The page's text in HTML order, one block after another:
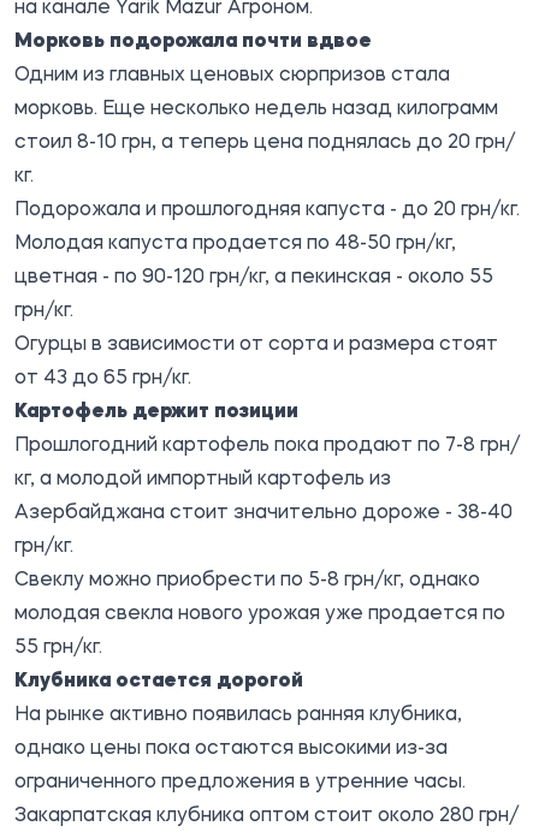
на канале Yarik Mazur Агроном.
Морковь подорожала почти вдвое
Одним из главных ценовых сюрпризов стала
морковь. Еще несколько недель назад килограмм
стоил 8-10 грн, а теперь цена поднялась до 20 грн/
кг.
Подорожала и прошлогодняя капуста - до 20 грн/кг.
Молодая капуста продается по 48-50 грн/кг,
цветная - по 90-120 грн/кг, а пекинская - около 55
грн/кг.
Огурцы в зависимости от сорта и размера стоят
от 43 до 65 грн/кг.
Картофель держит позиции
Прошлогодний картофель пока продают по 7-8 грн/
кг, а молодой импортный картофель из
Азербайджана стоит значительно дороже - 38-40
грн/кг.
Свеклу можно приобрести по 5-8 грн/кг, однако
молодая свекла нового урожая уже продается по
55 грн/кг.
Клубника остается дорогой
На рынке активно появилась ранняя клубника,
однако цены пока остаются высокими из-за
ограниченного предложения в утренние часы.
Закарпатская клубника оптом стоит около 280 грн/